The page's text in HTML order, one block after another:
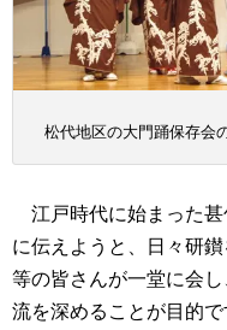
松代地区の大門踊保存会
江戸時代に始まった
に伝えようと、日々研
等の皆さんが一堂に会
流を深めることが目的で